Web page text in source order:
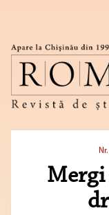
Mergi